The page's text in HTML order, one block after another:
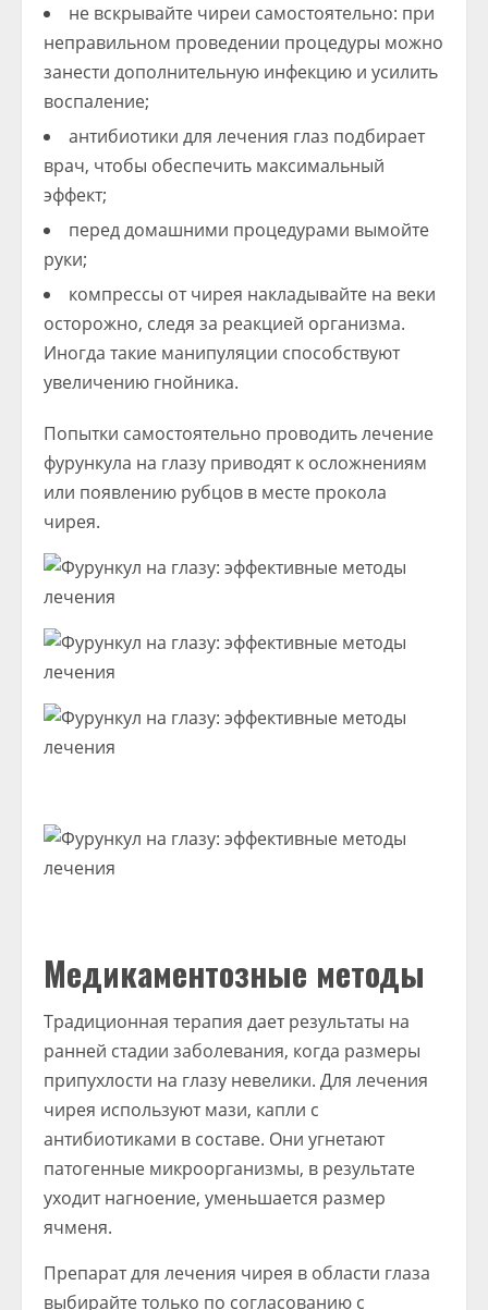
не вскрывайте чиреи самостоятельно: при
неправильном проведении процедуры можно
занести дополнительную инфекцию и усилить
воспаление;
антибиотики для лечения глаз подбирает
врач, чтобы обеспечить максимальный
эффект;
перед домашними процедурами вымойте
руки;
компрессы от чирея накладывайте на веки
осторожно, следя за реакцией организма.
Иногда такие манипуляции способствуют
увеличению гнойника.
Попытки самостоятельно проводить лечение
фурункула на глазу приводят к осложнениям
или появлению рубцов в месте прокола
чирея.
Медикаментозные методы
Традиционная терапия дает результаты на
ранней стадии заболевания, когда размеры
припухлости на глазу невелики. Для лечения
чирея используют мази, капли с
антибиотиками в составе. Они угнетают
патогенные микроорганизмы, в результате
уходит нагноение, уменьшается размер
ячменя.
Препарат для лечения чирея в области глаза
выбирайте только по согласованию с